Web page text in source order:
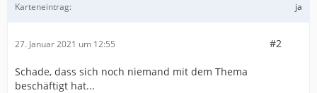
Karteneintrag
ja
27. Januar 2021 um 12:55 #2
Schade, dass sich noch niemand mit dem Thema
beschäftigt hat...